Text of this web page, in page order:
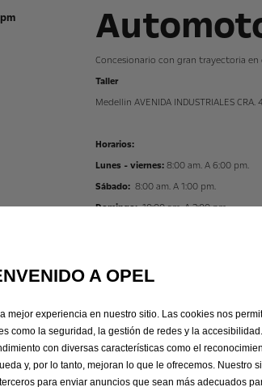
Concesionario con gran trayectoria
Taller
Medellin AVENIDA INDUSTRIALES CRA.
Horarios:
Lunes - viernes:8:00 am. A 6:00 pm.
Sábado: 8:00 am. A 1:00 pm.
Domingo:10:00 am. A 2:00 pm.
A OPEL
mejor experiencia en nuestro sitio. Las cookies nos
como la seguridad, la gestión de redes y la accesibilidad.
con diversas características como el
y, por lo tanto, mejoran lo que le ofrecemos. Nuestro
para enviar anuncios que sean más adecuados